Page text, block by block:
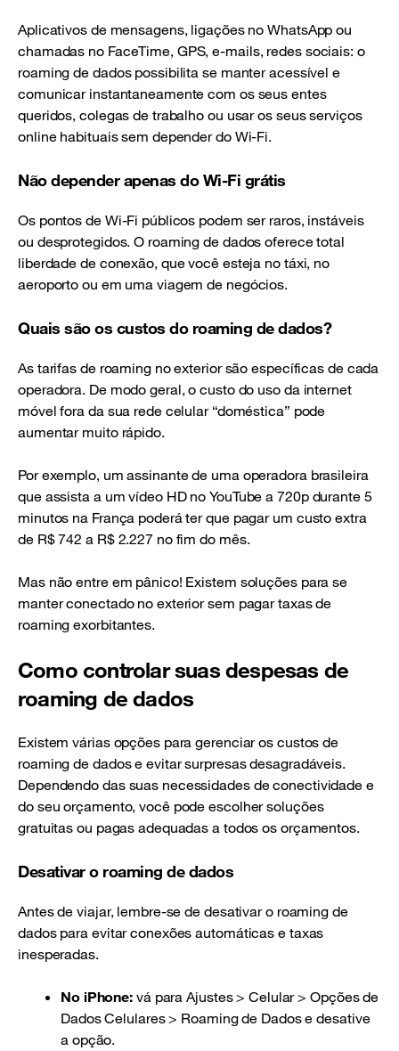
Aplicativos de mensagens, ligações no WhatsApp ou
chamadas no FaceTime, GPS, e-mails, redes sociais: o
roaming de dados possibilita se manter acessível e
comunicar instantaneamente com os seus entes
queridos, colegas de trabalho ou usar os seus serviços
online habituais sem depender do Wi-Fi.
Não depender apenas do Wi-Fi grátis
Os pontos de Wi-Fi públicos podem ser raros, instáveis
ou desprotegidos. O roaming de dados oferece total
liberdade de conexão, que você esteja no táxi, no
aeroporto ou em uma viagem de negócios.
Quais são os custos do roaming de dados?
As tarifas de roaming no exterior são específicas de cada
operadora. De modo geral, o custo do uso da internet
móvel fora da sua rede celular “doméstica” pode
aumentar muito rápido.
Por exemplo, um assinante de uma operadora brasileira
que assista a um vídeo HD no YouTube a 720p durante 5
minutos na França poderá ter que pagar um custo extra
de R$ 742 a R$ 2.227 no fim do mês.
Mas não entre em pânico! Existem soluções para se
manter conectado no exterior sem pagar taxas de
roaming exorbitantes.
Como controlar suas despesas de
roaming de dados
Existem várias opções para gerenciar os custos de
roaming de dados e evitar surpresas desagradáveis.
Dependendo das suas necessidades de conectividade e
do seu orçamento, você pode escolher soluções
gratuitas ou pagas adequadas a todos os orçamentos.
Desativar o roaming de dados
Antes de viajar, lembre-se de desativar o roaming de
dados para evitar conexões automáticas e taxas
inesperadas.
No iPhone: vá para Ajustes > Celular > Opções de
Dados Celulares > Roaming de Dados e desative
a opção.